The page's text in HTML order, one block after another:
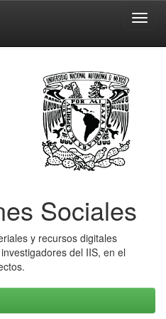
Sociales
y recursos digitales
del IIS, en el